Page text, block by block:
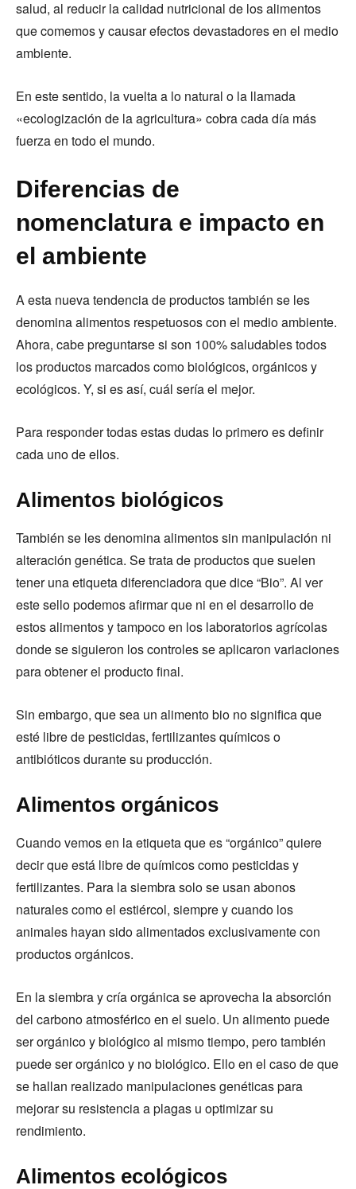
salud, al reducir la calidad nutricional de los alimentos
que comemos y causar efectos devastadores en el medio
ambiente.
En este sentido, la vuelta a lo natural o la llamada
«ecologización de la agricultura» cobra cada día más
fuerza en todo el mundo.
Diferencias de
nomenclatura e impacto en
el ambiente
A esta nueva tendencia de productos también se les
denomina alimentos respetuosos con el medio ambiente.
Ahora, cabe preguntarse si son 100% saludables todos
los productos marcados como biológicos, orgánicos y
ecológicos. Y, si es así, cuál sería el mejor.
Para responder todas estas dudas lo primero es definir
cada uno de ellos.
Alimentos biológicos
También se les denomina alimentos sin manipulación ni
alteración genética. Se trata de productos que suelen
tener una etiqueta diferenciadora que dice “Bio”. Al ver
este sello podemos afirmar que ni en el desarrollo de
estos alimentos y tampoco en los laboratorios agrícolas
donde se siguieron los controles se aplicaron variaciones
para obtener el producto final.
Sin embargo, que sea un alimento bio no significa que
esté libre de pesticidas, fertilizantes químicos o
antibióticos durante su producción.
Alimentos orgánicos
Cuando vemos en la etiqueta que es “orgánico” quiere
decir que está libre de químicos como pesticidas y
fertilizantes. Para la siembra solo se usan abonos
naturales como el estiércol, siempre y cuando los
animales hayan sido alimentados exclusivamente con
productos orgánicos.
En la siembra y cría orgánica se aprovecha la absorción
del carbono atmosférico en el suelo. Un alimento puede
ser orgánico y biológico al mismo tiempo, pero también
puede ser orgánico y no biológico. Ello en el caso de que
se hallan realizado manipulaciones genéticas para
mejorar su resistencia a plagas u optimizar su
rendimiento.
Alimentos ecológicos